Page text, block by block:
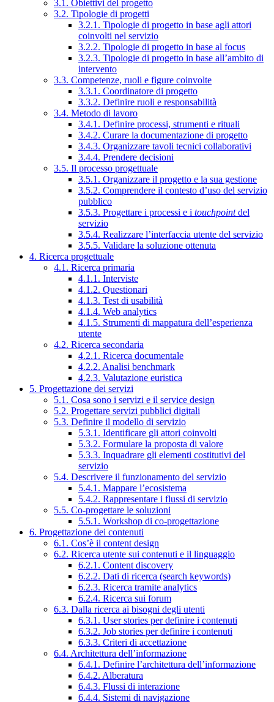
3.1. Obiettivi del progetto
3.2. Tipologie di progetti
3.2.1. Tipologie di progetto in base agli attori
coinvolti nel servizio
3.2.2. Tipologie di progetto in base al focus
3.2.3. Tipologie di progetto in base all’ambito di
intervento
3.3. Competenze, ruoli e figure coinvolte
3.3.1. Coordinatore di progetto
3.3.2. Definire ruoli e responsabilità
3.4. Metodo di lavoro
3.4.1. Definire processi, strumenti e rituali
3.4.2. Curare la documentazione di progetto
3.4.3. Organizzare tavoli tecnici collaborativi
3.4.4. Prendere decisioni
3.5. Il processo progettuale
3.5.1. Organizzare il progetto e la sua gestione
3.5.2. Comprendere il contesto d’uso del servizio
pubblico
3.5.3. Progettare i processi e i touchpointdel
servizio
3.5.4. Realizzare l’interfaccia utente del servizio
3.5.5. Validare la soluzione ottenuta
4. Ricerca progettuale
4.1. Ricerca primaria
4.1.1. Interviste
4.1.2. Questionari
4.1.3. Test di usabilità
4.1.4. Web analytics
4.1.5. Strumenti di mappatura dell’esperienza
utente
4.2. Ricerca secondaria
4.2.1. Ricerca documentale
4.2.2. Analisi benchmark
4.2.3. Valutazione euristica
5. Progettazione dei servizi
5.1. Cosa sono i servizi e il service design
5.2. Progettare servizi pubblici digitali
5.3. Definire il modello di servizio
5.3.1. Identificare gli attori coinvolti
5.3.2. Formulare la proposta di valore
5.3.3. Inquadrare gli elementi costitutivi del
servizio
5.4. Descrivere il funzionamento del servizio
5.4.1. Mappare l’ecosistema
5.4.2. Rappresentare i flussi di servizio
5.5. Co-progettare le soluzioni
5.5.1. Workshop di co-progettazione
6. Progettazione dei contenuti
6.1. Cos’è il content design
6.2. Ricerca utente sui contenuti e il linguaggio
6.2.1. Content discovery
6.2.2. Dati di ricerca (search keywords)
6.2.3. Ricerca tramite analytics
6.2.4. Ricerca sui forum
6.3. Dalla ricerca ai bisogni degli utenti
6.3.1. User stories per definire i contenuti
6.3.2. Job stories per definire i contenuti
6.3.3. Criteri di accettazione
6.4. Architettura dell’informazione
6.4.1. Definire l’architettura dell’informazione
6.4.2. Alberatura
6.4.3. Flussi di interazione
6.4.4. Sistemi di navigazione